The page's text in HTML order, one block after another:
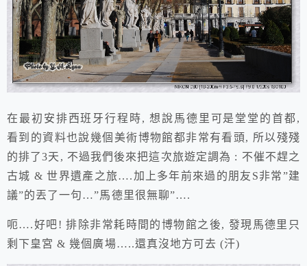
在最初安排西班牙行程時, 想說馬德里可是堂堂的首都,
看到的資料也說幾個美術博物館都非常有看頭, 所以殘殘
的排了3天, 不過我們後來把這次旅遊定調為 : 不催不趕之
古城 & 世界遺產之旅….加上多年前來過的朋友S非常”建
議”的丟了一句…”馬德里很無聊”….
呃….好吧! 排除非常耗時間的博物館之後, 發現馬德里只
剩下皇宮 & 幾個廣場…..還真沒地方可去 (汗)